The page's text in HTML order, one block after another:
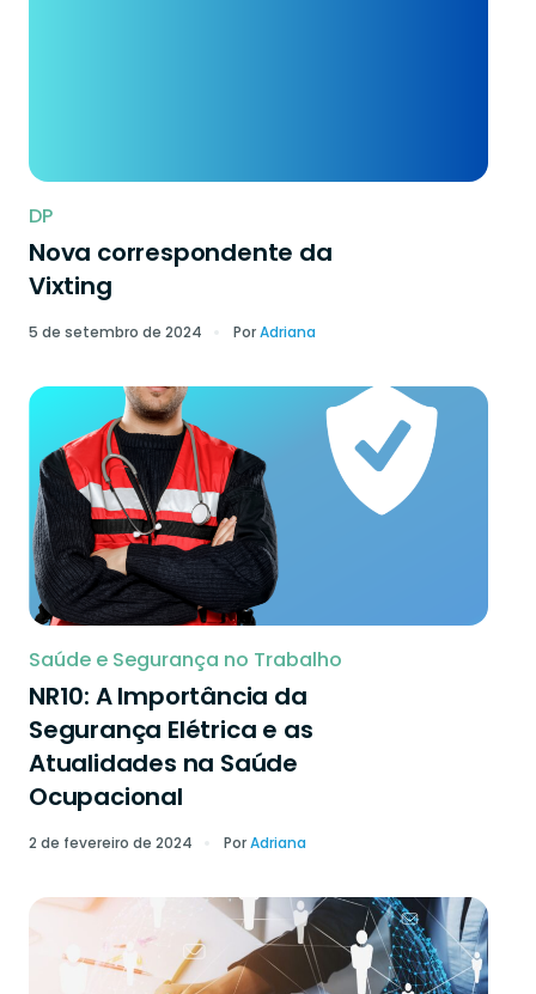
DP
Nova correspondente da
Vixting
5 de setembro de 2024 PorAdriana
Saúde e Segurança no Trabalho
NR10: A Importância da
Segurança Elétrica e as
Atualidades na Saúde
Ocupacional
2 de fevereiro de 2024 PorAdriana